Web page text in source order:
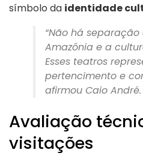
símbolo da identidade
“Não há
Amazônia e a
Esses teatros
pertencimento e
afirmou Caio André.
Avaliação
visitações